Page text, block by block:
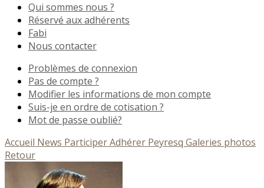
Qui sommes nous ?
Réservé aux adhérents
Fabi
Nous contacter
Problèmes de connexion
Pas de compte ?
Modifier les informations de mon compte
Suis-je en ordre de cotisation ?
Mot de passe oublié?
Accueil News ParticiperAdhérer Peyresq Galeries photos
Retour